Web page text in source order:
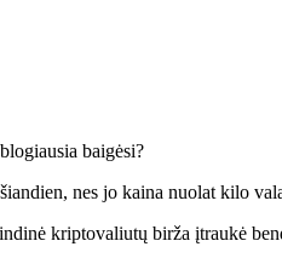
baigėsi?
nes jo kaina nuolat kilo
kriptovaliutų birža įtraukė